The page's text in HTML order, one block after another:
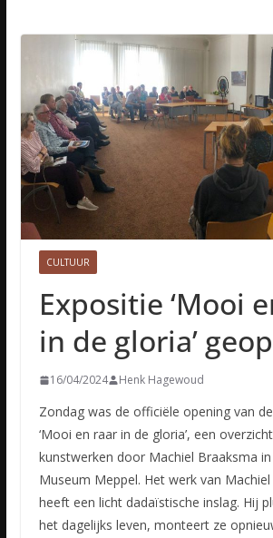
CULTUUR
Expositie ‘Mooi
in de gloria’
16/04/2024 Henk Hagewoud
Zondag was de officiële opening van
‘Mooi en raar in de gloria’, een
kunstwerken door Machiel Braaksma
Museum Meppel. Het werk van
heeft een licht dadaïstische inslag. Hij
het dagelijks leven, monteert ze